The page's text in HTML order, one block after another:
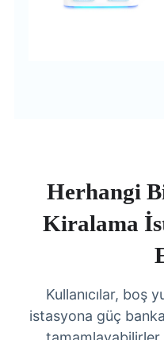
Herhangi
Kiralama
Kullanıcılar, boş
istasyona güç